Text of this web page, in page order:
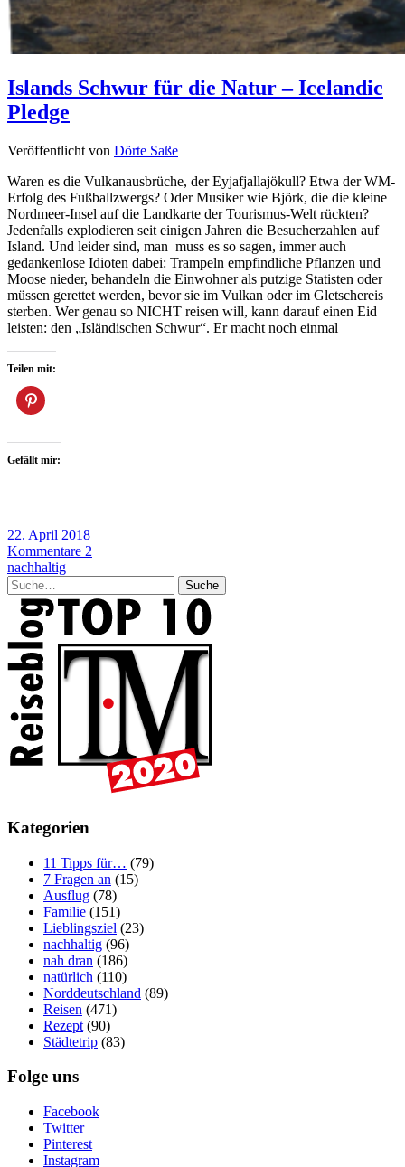
Islands Schwur für die Natur – Icelandic
Pledge
Veröffentlicht von Dörte Saße
Waren es die Vulkanausbrüche, der Eyjafjallajökull? Etwa der WM-
Erfolg des Fußballzwergs? Oder Musiker wie Björk, die die kleine
Nordmeer-Insel auf die Landkarte der Tourismus-Welt rückten?
Jedenfalls explodieren seit einigen Jahren die Besucherzahlen auf
Island. Und leider sind, man muss es so sagen, immer auch
gedankenlose Idioten dabei: Trampeln empfindliche Pflanzen und
Moose nieder, behandeln die Einwohner als putzige Statisten oder
müssen gerettet werden, bevor sie im Vulkan oder im Gletschereis
sterben. Wer genau so NICHT reisen will, kann darauf einen Eid
leisten: den „Isländischen Schwur“. Er macht noch einmal
Teilen mit:
Gefällt mir:
22. April 2018
Kommentare 2
nachhaltig
Suche
Kategorien
11 Tipps für… (79)
7 Fragen an (15)
Ausflug (78)
Familie (151)
Lieblingsziel (23)
nachhaltig (96)
nah dran (186)
natürlich (110)
Norddeutschland (89)
Reisen (471)
Rezept (90)
Städtetrip (83)
Folge uns
Facebook
Twitter
Pinterest
Instagram